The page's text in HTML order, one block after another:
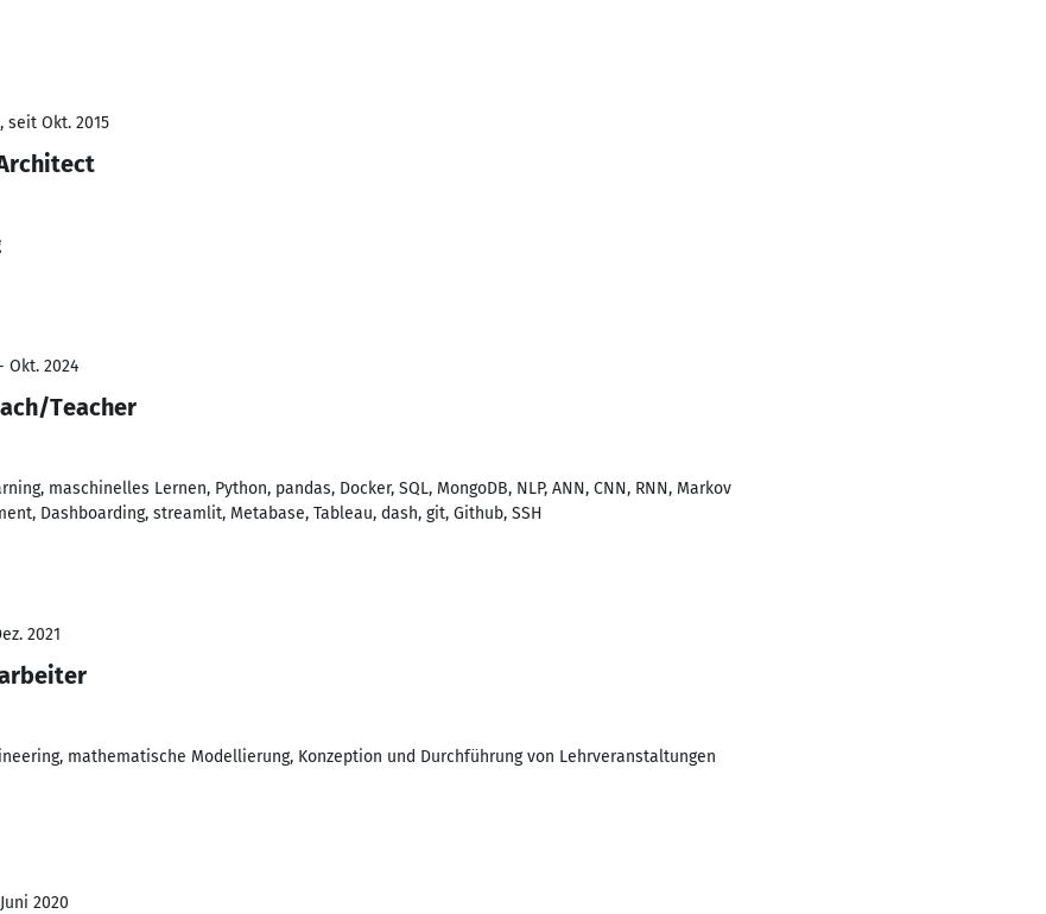
seit Okt. 2015
Okt. 2024
Teacher
maschinelles Lernen, Python, pandas, Docker, SQL, MongoDB, NLP, ANN, CNN, RNN, Markov
Dashboarding, streamlit, Metabase, Tableau, dash, git, Github, SSH
2021
mathematische Modellierung, Konzeption und Durchführung von Lehrveranstaltungen
2020